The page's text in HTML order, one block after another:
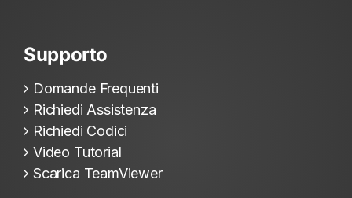
Supporto
Domande Frequenti
Richiedi Assistenza
Richiedi Codici
Video Tutorial
Scarica TeamViewer